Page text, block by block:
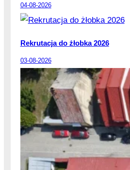
04-08-2026
Rekrutacja do żłobka 2026
03-08-2026